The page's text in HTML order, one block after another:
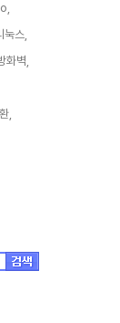
눅스,
화벽,
,